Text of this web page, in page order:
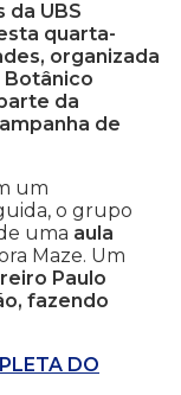
da UBS
quarta-
organizada
Botânico
da
de
um
o grupo
uma aula
Maze. Um
Paulo
fazendo
DO